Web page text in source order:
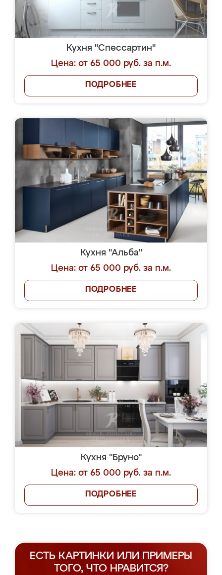
Кухня "Спессартин"
Цена: от 65 000 руб. за п.м.
ПОДРОБНЕЕ
Кухня "Альба"
Цена: от 65 000 руб. за п.м.
ПОДРОБНЕЕ
Кухня "Бруно"
Цена: от 65 000 руб. за п.м.
ПОДРОБНЕЕ
ЕСТЬ КАРТИНКИ ИЛИ ПРИМЕРЫ
ТОГО, ЧТО НРАВИТСЯ?